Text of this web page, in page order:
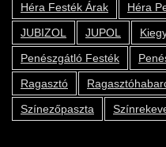
Héra Festék Árak
Héra
JUBIZOL
JUPOL
Penészgátló Festék
Ragasztó
Színezőpaszta